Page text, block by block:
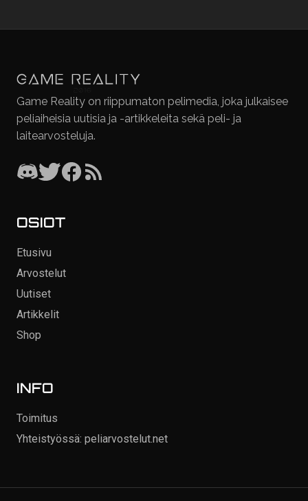
Game Reality on riippumaton pelimedia, joka julkaisee
peliaiheisia uutisia ja -artikkeleita sekä peli- ja
laitearvosteluja.
OSIOT
Etusivu
Arvostelut
Uutiset
Artikkelit
Shop
INFO
Toimitus
Yhteistyössä: peliarvostelut.net